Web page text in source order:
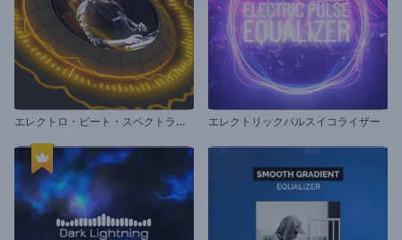
エ
レクトロ・ビート・スペクトラムのビジュアライザー エレクトリックパルスイコライザー